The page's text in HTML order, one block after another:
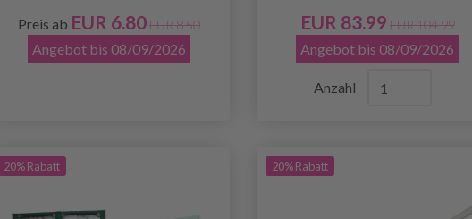
Preis ab EUR 6.80EUR 8.50
Angebot bis 08/09/2026
EUR 83.99 EUR 104.99
Angebot bis 08/09/2026
Anzahl
20% Rabatt 20% Rabatt